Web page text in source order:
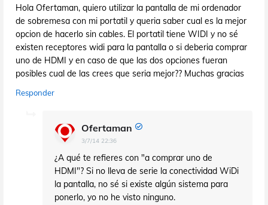
Hola Ofertaman, quiero utilizar la pantalla de mi ordenador
de sobremesa con mi portatil y queria saber cual es la mejor
opcion de hacerlo sin cables. El portatil tiene WIDI y no sé
existen receptores widi para la pantalla o si deberia comprar
uno de HDMI y en caso de que las dos opciones fueran
posibles cual de las crees que seria mejor?? Muchas gracias
Responder
Ofertaman
3/7/14 22:36
¿A qué te refieres con "a comprar uno de
HDMI"? Si no lleva de serie la conectividad WiDi
la pantalla, no sé si existe algún sistema para
ponerlo, yo no he visto ninguno.